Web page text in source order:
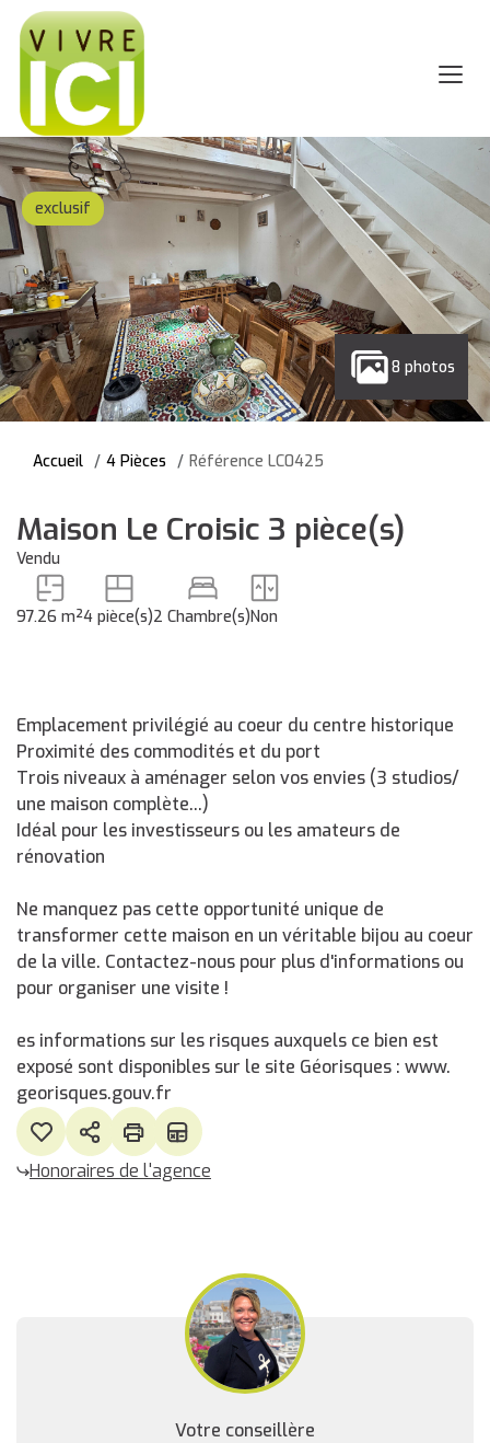
exclusif
8 photos
Accueil 4 Pièces Référence LC0425
Maison Le Croisic 3 pièce(s)
Vendu
97.26 m²4 pièce(s)2 Chambre(s)Non
Emplacement privilégié au coeur du centre historique
Proximité des commodités et du port
Trois niveaux à aménager selon vos envies (3 studios/
une maison complète...)
Idéal pour les investisseurs ou les amateurs de
rénovation
Ne manquez pas cette opportunité unique de
transformer cette maison en un véritable bijou au coeur
de la ville. Contactez-nous pour plus d'informations ou
pour organiser une visite !
es informations sur les risques auxquels ce bien est
exposé sont disponibles sur le site Géorisques : www.
georisques.gouv.fr
Honoraires de l'agence
Votre conseillère